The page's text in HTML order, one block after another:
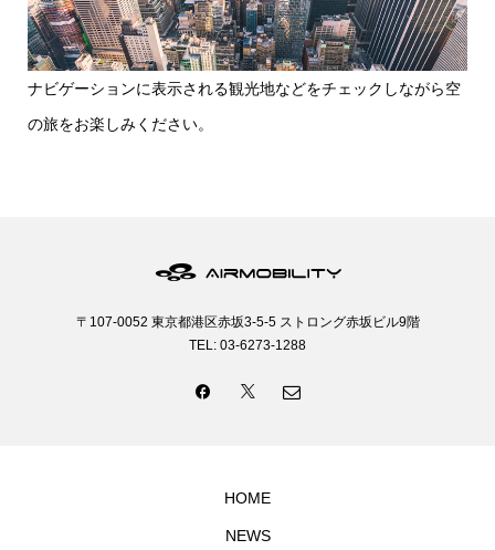
ナビゲーションに表示される観光地などをチェックしながら空
の旅をお楽しみください。
〒107-0052 東京都港区赤坂3-5-5 ストロング赤坂ビル9階
TEL: 03-6273-1288
HOME
NEWS